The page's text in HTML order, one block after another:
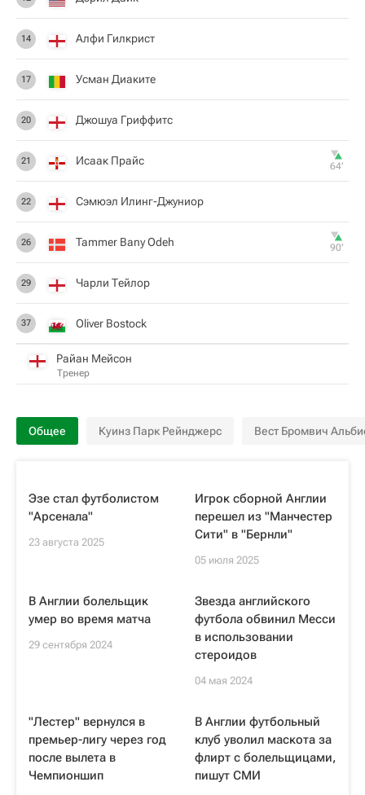
14 Алфи Гилкрист
17 Усман Диаките
20 Джошуа Гриффитс
21 Исаак Прайс 64‎’‎
22 Сэмюэл Илинг-Джуниор
26 Tammer Bany Odeh 90‎’‎
29 Чарли Тейлор
37 Oliver Bostock
Райан Мейсон
Тренер
Общее Куинз Парк Рейнджерс Вест Бромвич
Эзе стал футболистом
"Арсенала"
23 августа 2025
Игрок сборной Англии
перешел из "Манчестер
Сити" в "Бернли"
05 июля 2025
В Англии болельщик
умер во время матча
29 сентября 2024
Звезда английского
футбола обвинил Месси
в использовании
стероидов
04 мая 2024
"Лестер" вернулся в
премьер-лигу через год
после вылета в
Чемпионшип
В Англии футбольный
клуб уволил маскота за
флирт с болельщицами,
пишут СМИ